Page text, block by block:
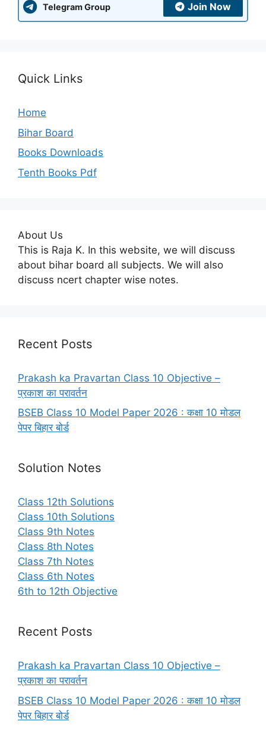
Telegram Group Join Now
Quick Links
Home
Bihar Board
Books Downloads
Tenth Books Pdf
About Us
This is Raja K. In this website, we will discuss
about bihar board all subjects. We will also
discuss ncert chapter wise notes.
Recent Posts
Prakash ka Pravartan Class 10 Objective –
प्रकाश का परावर्तन
BSEB Class 10 Model Paper 2026 : कक्षा 10 मोडल
पेपर बिहार बोर्ड
Solution Notes
Class 12th Solutions
Class 10th Solutions
Class 9th Notes
Class 8th Notes
Class 7th Notes
Class 6th Notes
6th to 12th Objective
Recent Posts
Prakash ka Pravartan Class 10 Objective –
प्रकाश का परावर्तन
BSEB Class 10 Model Paper 2026 : कक्षा 10 मोडल
पेपर बिहार बोर्ड